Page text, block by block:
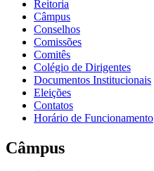
Reitoria
Câmpus
Conselhos
Comissões
Comitês
Colégio de Dirigentes
Documentos Institucionais
Eleições
Contatos
Horário de Funcionamento
Câmpus